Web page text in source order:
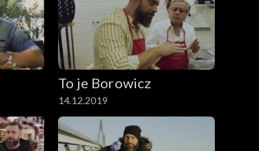
To je Borowicz
14.12.2019